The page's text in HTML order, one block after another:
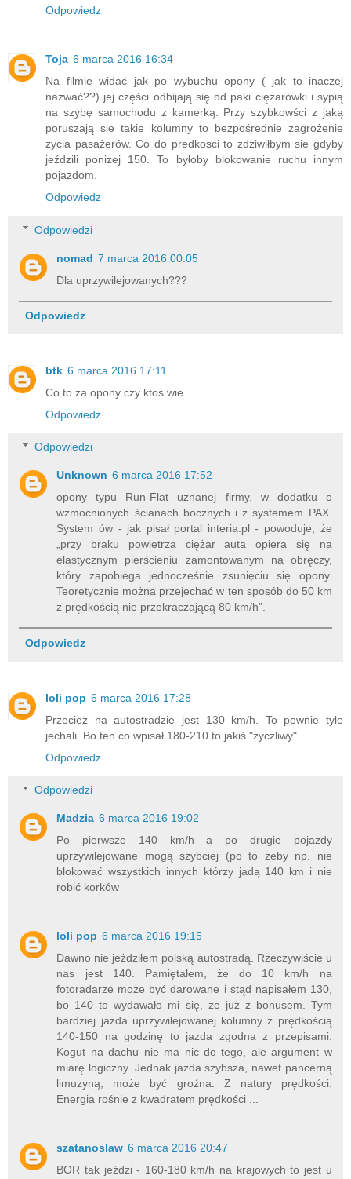
Odpowiedz
Toja 6 marca 2016 16:34
Na filmie widać jak po wybuchu opony ( jak to inaczej
nazwać??) jej części odbijają się od paki ciężarówki i sypią
na szybę samochodu z kamerką. Przy szybkowści z jaką
poruszają sie takie kolumny to bezpośrednie zagrożenie
zycia pasażerów. Co do predkosci to zdziwiłbym sie gdyby
jeździli ponizej 150. To byłoby blokowanie ruchu innym
pojazdom.
Odpowiedz
Odpowiedzi
nomad 7 marca 2016 00:05
Dla uprzywilejowanych???
Odpowiedz
btk 6 marca 2016 17:11
Co to za opony czy ktoś wie
Odpowiedz
Odpowiedzi
Unknown 6 marca 2016 17:52
opony typu Run-Flat uznanej firmy, w dodatku o
wzmocnionych ścianach bocznych i z systemem PAX.
System ów - jak pisał portal interia.pl - powoduje, że
„przy braku powietrza ciężar auta opiera się na
elastycznym pierścieniu zamontowanym na obręczy,
który zapobiega jednocześnie zsunięciu się opony.
Teoretycznie można przejechać w ten sposób do 50 km
z prędkością nie przekraczającą 80 km/h”.
Odpowiedz
loli pop 6 marca 2016 17:28
Przecież na autostradzie jest 130 km/h. To pewnie tyle
jechali. Bo ten co wpisał 180-210 to jakiś "życzliwy"
Odpowiedz
Odpowiedzi
Madzia 6 marca 2016 19:02
Po pierwsze 140 km/h a po drugie pojazdy
uprzywilejowane mogą szybciej (po to żeby np. nie
blokować wszystkich innych którzy jadą 140 km i nie
robić korków
loli pop 6 marca 2016 19:15
Dawno nie jeżdziłem polską autostradą. Rzeczywiście u
nas jest 140. Pamiętałem, że do 10 km/h na
fotoradarze może być darowane i stąd napisałem 130,
bo 140 to wydawało mi się, ze już z bonusem. Tym
bardziej jazda uprzywilejowanej kolumny z prędkością
140-150 na godzinę to jazda zgodna z przepisami.
Kogut na dachu nie ma nic do tego, ale argument w
miarę logiczny. Jednak jazda szybsza, nawet pancerną
limuzyną, może być groźna. Z natury prędkości.
Energia rośnie z kwadratem prędkości ...
szatanoslaw 6 marca 2016 20:47
BOR tak jeździ - 160-180 km/h na krajowych to jest u